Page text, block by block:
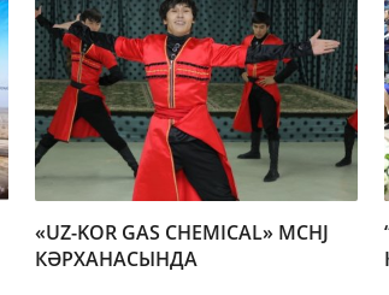
«UZ-KOR GAS CHEMICAL» MCHJ
КӘРХАНАСЫНДА